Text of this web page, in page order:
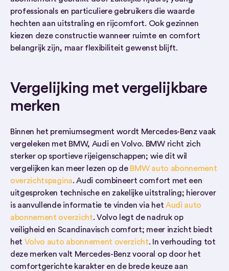
professionals en particuliere gebruikers die waarde
hechten aan uitstraling en rijcomfort. Ook gezinnen
kiezen deze constructie wanneer ruimte en comfort
belangrijk zijn, maar flexibiliteit gewenst blijft.
Vergelijking met vergelijkbare
merken
Binnen het premiumsegment wordt Mercedes-Benz vaak
vergeleken met BMW, Audi en Volvo. BMW richt zich
sterker op sportieve rijeigenschappen; wie dit wil
vergelijken kan meer lezen op de BMW auto abonnement
overzichtspagina. Audi combineert comfort met een
uitgesproken technische en zakelijke uitstraling; hierover
is aanvullende informatie te vinden via het Audi auto
abonnement overzicht. Volvo legt de nadruk op
veiligheid en Scandinavisch comfort; meer inzicht biedt
het Volvo auto abonnement overzicht. In verhouding tot
deze merken valt Mercedes-Benz vooral op door het
comfortgerichte karakter en de brede keuze aan